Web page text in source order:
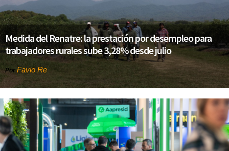
Medida del Renatre: la prestación por desempleo para
trabajadores rurales sube 3,28% desde julio
Por Favio Re